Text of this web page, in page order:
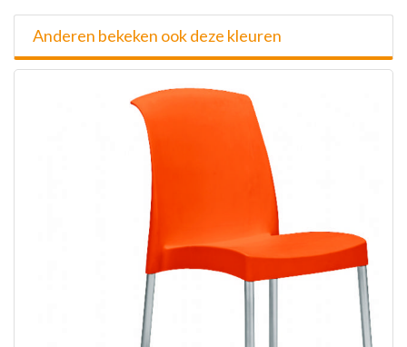
Anderen bekeken ook deze kleuren